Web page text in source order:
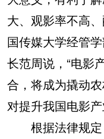
大、观影率不高
国传媒大学经管
长范周说，“电影
合，将成为撬动
对提升我国电影
根据法律规定